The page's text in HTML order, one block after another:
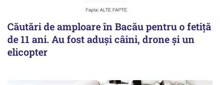
Căutări de amploare în Bacău pentru o fetiță
de 11 ani. Au fost aduși câini, drone și un
elicopter